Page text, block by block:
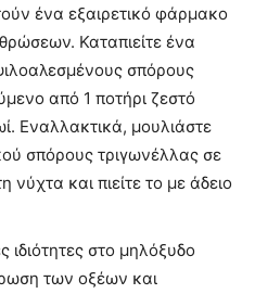
ένα εξαιρετικό φάρμακο
Καταπιείτε ένα
σπόρους
από 1 ποτήρι ζεστό
Εναλλακτικά, μουλιάστε
σπόρους τριγωνέλλας σε
νύχτα και πιείτε το με άδειο
ιδιότητες στο μηλόξυδο
των οξέων και